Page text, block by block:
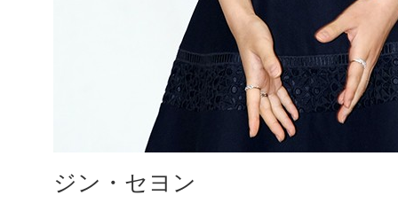
ジン・セヨン